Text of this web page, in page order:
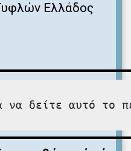
Ελλάδος
να δείτε αυτό το